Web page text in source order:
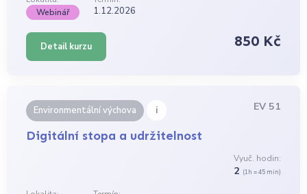
Webinář
1.12.2026
Detail kurzu 850 Kč
Environmentální výchova i EV 51
Digitální stopa a udržitelnost
Vyuč. hodin:
2 (1h = 45 min)